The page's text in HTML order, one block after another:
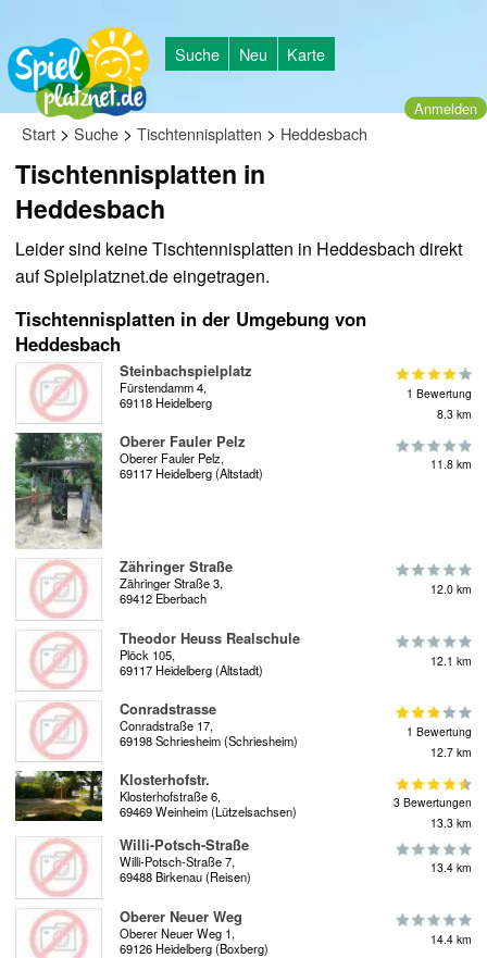
Suche Neu Karte
Anmelden
Start > Suche > Tischtennisplatten > Heddesbach
Tischtennisplatten in
Heddesbach
Leider sind keine Tischtennisplatten in Heddesbach direkt
auf Spielplatznet.de eingetragen.
Tischtennisplatten in der Umgebung von
Heddesbach
Steinbachspielplatz
Fürstendamm 4,
69118 Heidelberg
1 Bewertung
8.3 km
Oberer Fauler Pelz
Oberer Fauler Pelz,
69117 Heidelberg (Altstadt)
11.8 km
Zähringer Straße
Zähringer Straße 3,
69412 Eberbach
12.0 km
Theodor Heuss Realschule
Plöck 105,
69117 Heidelberg (Altstadt)
12.1 km
Conradstrasse
Conradstraße 17,
69198 Schriesheim (Schriesheim)
1 Bewertung
12.7 km
Klosterhofstr.
Klosterhofstraße 6,
69469 Weinheim (Lützelsachsen)
3 Bewertungen
13.3 km
Willi-Potsch-Straße
Willi-Potsch-Straße 7,
69488 Birkenau (Reisen)
13.4 km
Oberer Neuer Weg
Oberer Neuer Weg 1,
69126 Heidelberg (Boxberg)
14.4 km